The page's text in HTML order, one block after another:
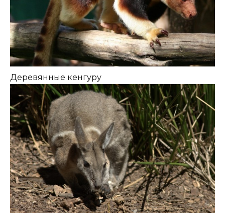
Деревянные кенгуру